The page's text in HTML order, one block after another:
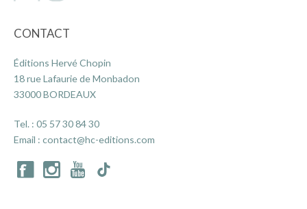
CONTACT
Éditions Hervé Chopin
18 rue Lafaurie de Monbadon
33000 BORDEAUX
Tel. : 05 57 30 84 30
Email : contact@hc-editions.com